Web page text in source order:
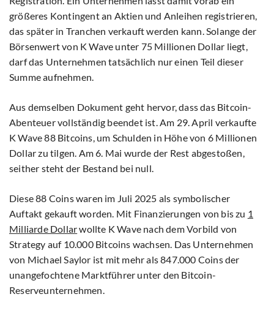
größeres Kontingent an Aktien und Anleihen registrieren,
das später in Tranchen verkauft werden kann. Solange der
Börsenwert von K Wave unter 75 Millionen Dollar liegt,
darf das Unternehmen tatsächlich nur einen Teil dieser
Summe aufnehmen.
Aus demselben Dokument geht hervor, dass das Bitcoin-
Abenteuer vollständig beendet ist. Am 29. April verkaufte
K Wave 88 Bitcoins, um Schulden in Höhe von 6 Millionen
Dollar zu tilgen. Am 6. Mai wurde der Rest abgestoßen,
seither steht der Bestand bei null.
Diese 88 Coins waren im Juli 2025 als symbolischer
Auftakt gekauft worden. Mit Finanzierungen von bis zu 1
Milliarde Dollarwollte K Wave nach dem Vorbild von
Strategy auf 10.000 Bitcoins wachsen. Das Unternehmen
von Michael Saylor ist mit mehr als 847.000 Coins der
unangefochtene Marktführer unter den Bitcoin-
Reserveunternehmen.